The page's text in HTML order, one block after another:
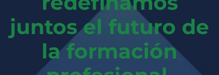
juntos el futuro de
la formación